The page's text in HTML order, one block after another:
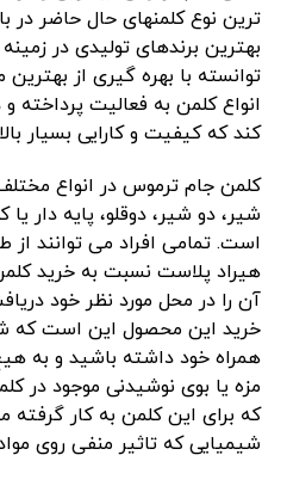
ترین نوع کلمنهای حال حاضر در
بهترین برندهای تولیدی در
توانسته با بهره گیری از بهترین
انواع کلمن به فعالیت پرداخته و
کند که کیفیت و کارایی بسیار
کلمن جام ترموس در انواع
شیر، دو شیر، دوقلو، پایه دار یا
است. تمامی افراد می توانند از
هیراد پلاست نسبت به خرید
آن را در محل مورد نظر خود
خرید این محصول این است که
همراه خود داشته باشید و به
مزه یا بوی نوشیدنی موجود در
که برای این کلمن به کار گرفته
شیمیایی که تاثیر منفی روی